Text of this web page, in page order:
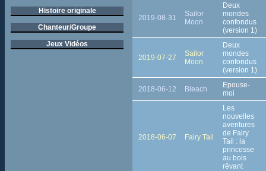
Histoire originale
Chanteur/Groupe
Jeux Vidéos
2019-08-31
Sailor
Moon
Deux
mondes
confondus
(version 1)
2019-07-27
Sailor
Moon
Deux
mondes
confondus
(version 1)
2018-06-12 Bleach
Epouse-
moi
2018-06-07 Fairy Tail
Les
nouvelles
aventures
de Fairy
Tail : la
princesse
au bois
rêvant